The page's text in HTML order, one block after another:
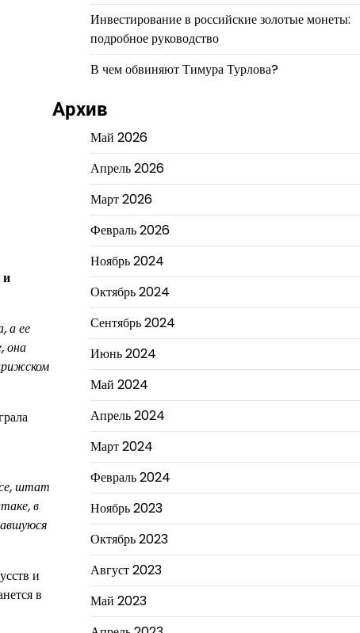
и
а ее
она
штат
в
и
в
Инвестирование в российские золотые монеты:
подробное руководство
В чем обвиняют Тимура Турлова?
Архив
Май 2026
Апрель 2026
Март 2026
Февраль 2026
Ноябрь 2024
Октябрь 2024
Сентябрь 2024
Июнь 2024
Май 2024
Апрель 2024
Март 2024
Февраль 2024
Ноябрь 2023
Октябрь 2023
Август 2023
Май 2023